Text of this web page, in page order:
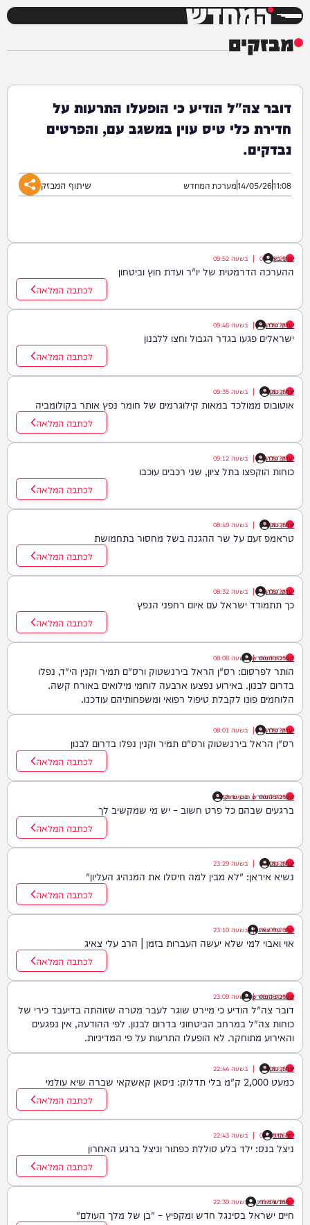
המחדש
מבזקים
דובר צה"ל הודיע כי הופעלו התרעות על
חדירת כלי טיס עוין במשגב עם, והפרטים
נבדקים.
11:08
14/05/26מערכת המחדש שיתוף המבזק
שוקי כץ
06/08/26
| בשעה 09:52
ההערכה הדרמטית של יו"ר ועדת חוץ וביטחון
לכתבה המלאה
יענקי גולדן
06/08/26
| בשעה 09:46
ישראלים פגעו בגדר הגבול וחצו ללבנון
לכתבה המלאה
יצחק כהן
06/08/26
| בשעה 09:35
אוטובוס ממולכד במאות קילוגרמים של חומר נפץ אותר בקולומביה
לכתבה המלאה
יענקי גולדן
06/08/26
| בשעה 09:12
כוחות הוקפצו בתל ציון, שני רכבים עוכבו
לכתבה המלאה
יצחק כהן
06/08/26
| בשעה 08:49
טראמפ זעם על שר ההגנה בשל מחסור בתחמושת
לכתבה המלאה
יענקי גולדן
06/08/26
| בשעה 08:32
כך תתמודד ישראל עם איום רחפני הנפץ
לכתבה המלאה
מערכת המחדש
06/08/26
| בשעה 08:08
הותר לפרסום: רס"ן הראל בירנשטוק ורס"ם תמיר וקנין הי"ד, נפלו
בדרום לבנון. באירוע נפצעו ארבעה לוחמי מילואים באורח קשה.
הלוחמים פונו לקבלת טיפול רפואי ומשפחותיהם עודכנו.
יענקי גולדן
06/08/26
| בשעה 08:01
רס"ן הראל בירנשטוק ורס"ם תמיר וקנין נפלו בדרום לבנון
לכתבה המלאה
מערכת המחדש תוכן שיווקי
06/08/26
| בשעה00:10
ברגעים שבהם כל פרט חשוב – יש מי שמקשיב לך
לכתבה המלאה
יצחק כהן
05/08/26
| בשעה 23:29
נשיא איראן: "לא מבין למה חיסלו את המנהיג העליון"
לכתבה המלאה
הרב עלי צאיג
05/08/26
| בשעה 23:10
אוי ואבוי למי שלא יעשה העברות בזמן | הרב עלי צאיג
לכתבה המלאה
מערכת המחדש
05/08/26
| בשעה 23:09
דובר צה"ל הודיע כי מיירט שוגר לעבר מטרה שזוהתה בדיעבד כירי של
כוחות צה"ל במרחב הביטחוני בדרום לבנון. לפי ההודעה, אין נפגעים
והאירוע מתוחקר. לא הופעלו התרעות על פי המדיניות.
יצחק כהן
05/08/26
| בשעה 22:44
כמעט 2,000 ק"מ בלי תדלוק: ניסאן קאשקאי שברה שיא עולמי
לכתבה המלאה
דוד חדד
05/08/26
| בשעה 22:43
ניצל בנס: ילד בלע סוללת כפתור וניצל ברגע האחרון
לכתבה המלאה
המחדש מיוזיק
05/08/26
| בשעה 22:30
חיים ישראל בסינגל חדש ומקפיץ – "בן של מלך העולם"